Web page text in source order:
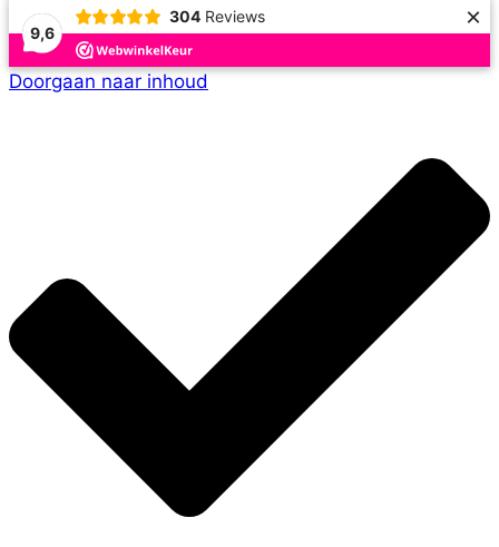
9,6
304 Reviews ×
Doorgaan naar inhoud